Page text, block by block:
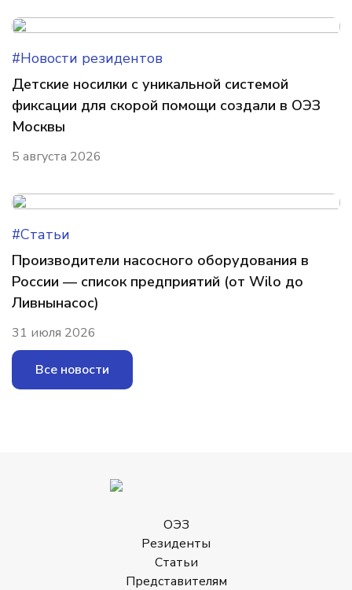
#Новости резидентов
Детские носилки с уникальной системой
фиксации для скорой помощи создали в ОЭЗ
Москвы
5 августа 2026
#Статьи
Производители насосного оборудования в
России — список предприятий (от Wilo до
Ливнынасос)
31 июля 2026
Все новости
ОЭЗ
Резиденты
Статьи
Представителям